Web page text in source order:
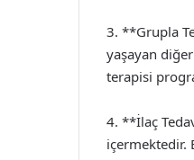
3. **Grupla
yaşayan
terapisi
4. **İlaç
içermektedir.